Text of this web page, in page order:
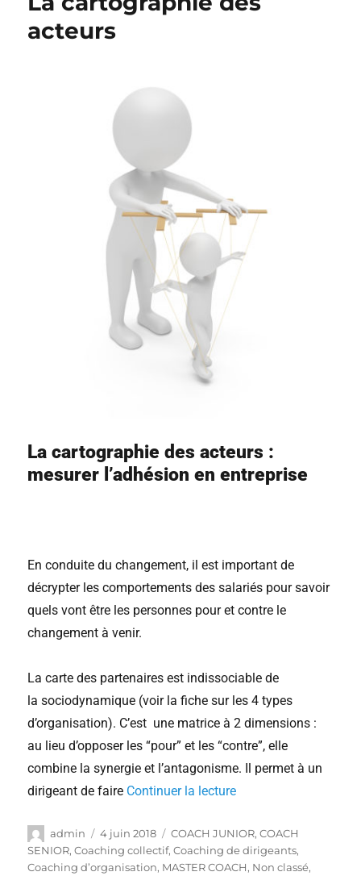
acteurs
La cartographie des acteurs :
mesurer l’adhésion en entreprise
En conduite du changement, il est important de
décrypter les comportements des salariés pour savoir
quels vont être les personnes pour et contre le
changement à venir.
La carte des partenaires est indissociable de
la sociodynamique (voir la fiche sur les 4 types
d’organisation). C’est une matrice à 2 dimensions :
au lieu d’opposer les “pour” et les “contre”, elle
combine la synergie et l’antagonisme. Il permet à un
dirigeant de faire Continuer la lecture
admin 4 juin 2018 COACH JUNIOR,COACH
SENIOR,Coaching collectif,Coaching de dirigeants,
Coaching d’organisation, MASTER COACH, Non classé,